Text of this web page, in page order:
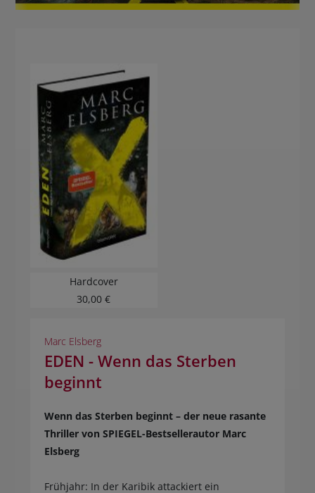
Hardcover
30,00 €
Marc Elsberg
EDEN - Wenn das Sterben
beginnt
Wenn das Sterben beginnt – der neue rasante
Thriller von SPIEGEL-Bestsellerautor Marc
Elsberg
Frühjahr: In der Karibik attackiert ein